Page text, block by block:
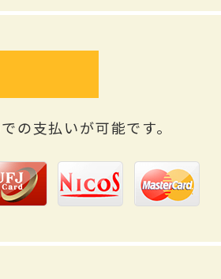
での支払いが可能です。